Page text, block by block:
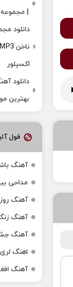
|
دانلود
اکسپلور
دانلود
بهترین
فول
آهنگ
مداحی
آهنگ
آهنگ
آهنگ
اهنگ لری
آهنگ